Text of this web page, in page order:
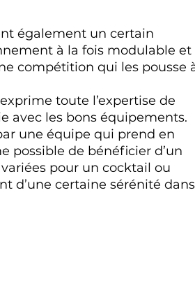
également un certain
à la fois modulable et
compétition qui les pousse
toute l’expertise de
avec les bons équipements.
une équipe qui prend en
possible de bénéficier d’un
pour un cocktail ou
d’une certaine sérénité dans